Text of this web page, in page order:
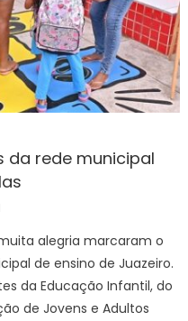
da rede municipal
alegria marcaram o
de ensino de Juazeiro.
da Educação Infantil, do
de Jovens e Adultos